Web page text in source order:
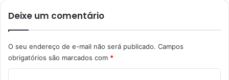
Deixe um comentário
O seu endereço de e-mail não será publicado. Campos
obrigatórios são marcados com *